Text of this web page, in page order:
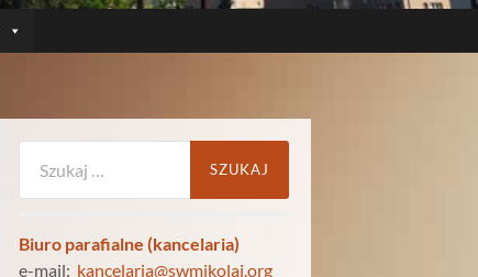
Biuro parafialne (kancelaria)
e-mail: kancelaria@swmikolaj.org